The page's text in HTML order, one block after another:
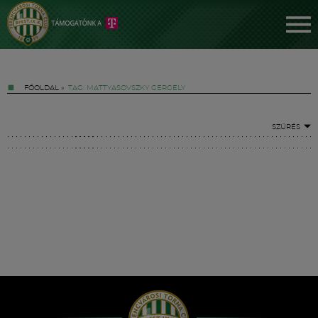
FŐOLDAL » TAG: MATTYASOVSZKY GERGELY
SZŰRÉS
Hírek